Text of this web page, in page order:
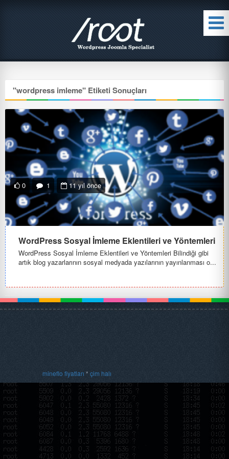
"wordpress imleme" Etiketi Sonuçları
0 1 11 yıl önce
WordPress Sosyal İmleme Eklentileri ve Yöntemleri
WordPress Sosyal İmleme Eklentileri ve Yöntemleri Bilindiği gibi
artık blog yazarlarının sosyal medyada yazılarının yayınlanması o...
mineflo fiyatları * çim halı